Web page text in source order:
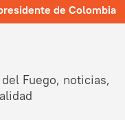
de Colombia
Fuego, noticias,